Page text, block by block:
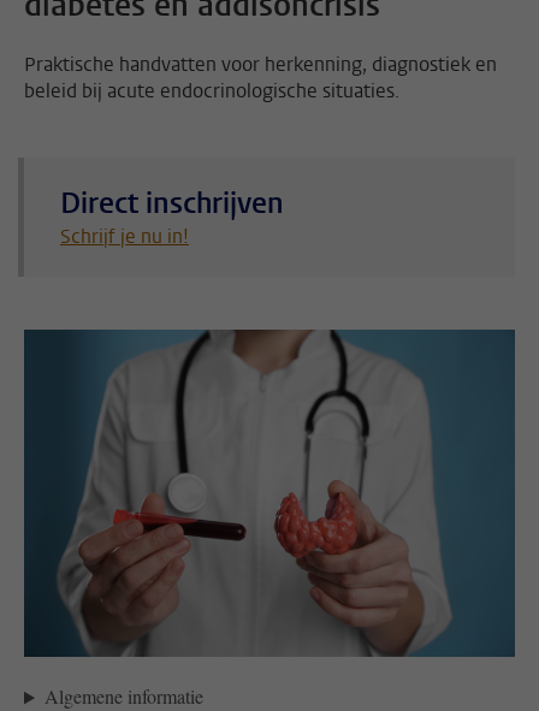
Praktische handvatten voor herkenning, diagnostiek en
beleid bij acute endocrinologische situaties.
Direct inschrijven
Schrijf je nu in!
Algemene informatie